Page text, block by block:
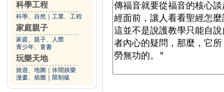
科學工程
科學、自然 工業、工程
家庭親子
家庭、親子、人際
青少年、童書
玩樂天地
旅遊、地圖
休閒娛樂
漫畫、插圖
限制級